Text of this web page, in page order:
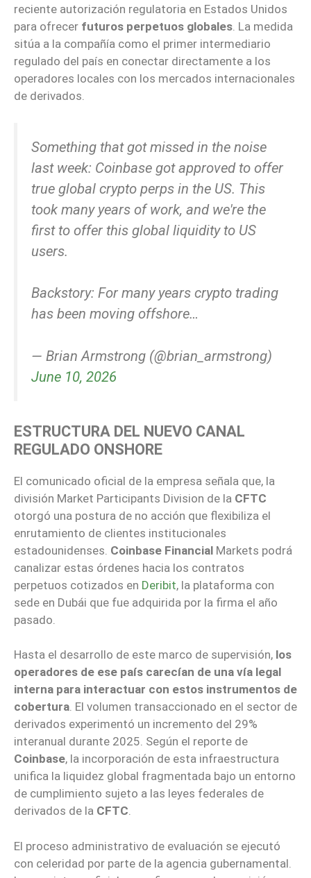
reciente autorización regulatoria en Estados Unidos
para ofrecer futuros perpetuos globales. La medida
sitúa a la compañía como el primer intermediario
regulado del país en conectar directamente a los
operadores locales con los mercados internacionales
de derivados.
Something that got missed in the noise
last week: Coinbase got approved to offer
true global crypto perps in the US. This
took many years of work, and we're the
first to offer this global liquidity to US
users.
Backstory: For many years crypto trading
has been moving offshore…
— Brian Armstrong (@brian_armstrong)
June 10, 2026
ESTRUCTURA DEL NUEVO CANAL
REGULADO ONSHORE
El comunicado oficial de la empresa señala que, la
división Market Participants Division de la CFTC
otorgó una postura de no acción que flexibiliza el
enrutamiento de clientes institucionales
estadounidenses. Coinbase Financial Markets podrá
canalizar estas órdenes hacia los contratos
perpetuos cotizados en Deribit, la plataforma con
sede en Dubái que fue adquirida por la firma el año
pasado.
Hasta el desarrollo de este marco de supervisión, los
operadores de ese país carecían de una vía legal
interna para interactuar con estos instrumentos de
cobertura. El volumen transaccionado en el sector de
derivados experimentó un incremento del 29%
interanual durante 2025. Según el reporte de
Coinbase, la incorporación de esta infraestructura
unifica la liquidez global fragmentada bajo un entorno
de cumplimiento sujeto a las leyes federales de
derivados de la CFTC.
El proceso administrativo de evaluación se ejecutó
con celeridad por parte de la agencia gubernamental.